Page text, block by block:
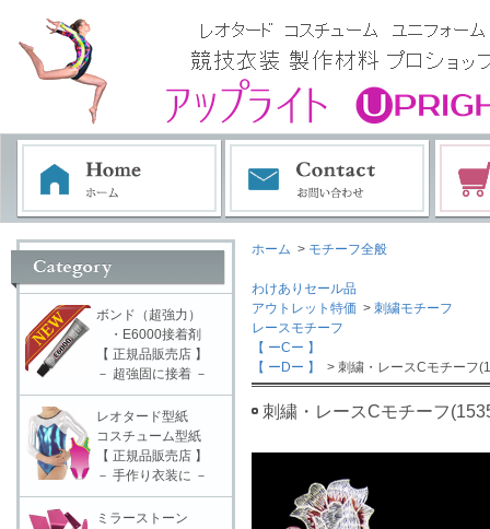
ホーム > モチーフ全般
わけありセール品
アウトレット特価 > 刺繍モチーフ
レースモチーフ
【 ーCー 】
【 ーDー 】
> 刺繍・レースCモチーフ
刺繍・レースCモチーフ
ボンド（超強力）
・E6000接着剤
【 正規品販売店 】
－ 超強固に接着 －
レオタード型紙
コスチューム型紙
【 正規品販売店 】
－ 手作り衣装に －
ミラーストーン